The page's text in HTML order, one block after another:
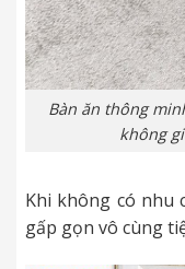
Bàn ăn thông
không
Khi không có nhu
gấp gọn vô cùng